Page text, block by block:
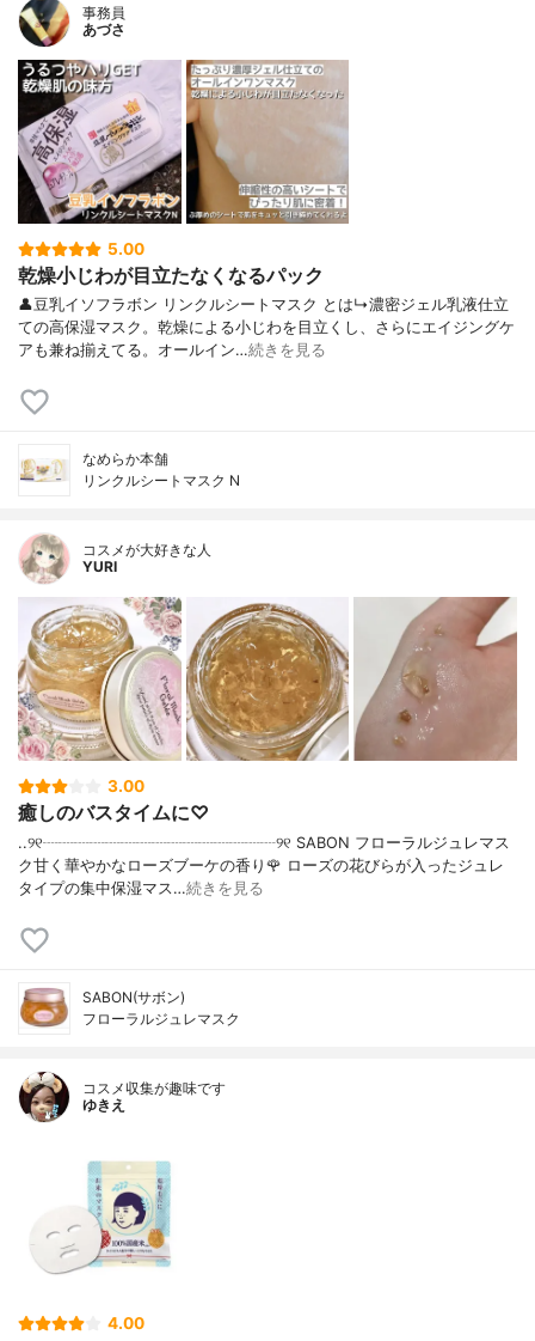
事務員
あづさ
5.00
乾燥小じわが目立たなくなるパック
👤豆乳イソフラボン リンクルシートマスク とは↳濃密ジェル乳液仕立
ての高保湿マスク。乾燥による小じわを目立くし、さらにエイジングケ
アも兼ね揃えてる。オールイン…続きを見る
なめらか本舗
リンクルシートマスク N
コスメが大好きな人
YURI
3.00
癒しのバスタイムに♡
..୨୧┈┈┈┈┈┈┈┈┈┈┈┈┈┈┈୨୧ SABON フローラルジュレマス
ク甘く華やかなローズブーケの香り🌹 ローズの花びらが入ったジュレ
タイプの集中保湿マス…続きを見る
SABON(サボン)
フローラルジュレマスク
コスメ収集が趣味です
ゆきえ
4.00